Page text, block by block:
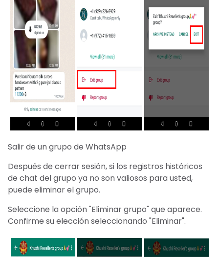
Salir de un grupo de WhatsApp
Después de cerrar sesión, si los registros históricos
de chat del grupo ya no son valiosos para usted,
puede eliminar el grupo.
Seleccione la opción "Eliminar grupo" que aparece.
Confirme su elección seleccionando "Eliminar".